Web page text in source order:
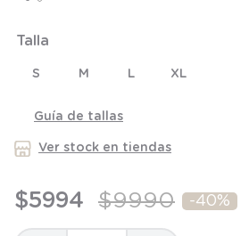
Talla
S M L XL
Guía de tallas
Ver stock en tiendas
$5994 $9990 -40%